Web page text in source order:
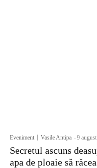
Eveniment Vasile Antipa -9
Secretul ascuns
apa de ploaie să